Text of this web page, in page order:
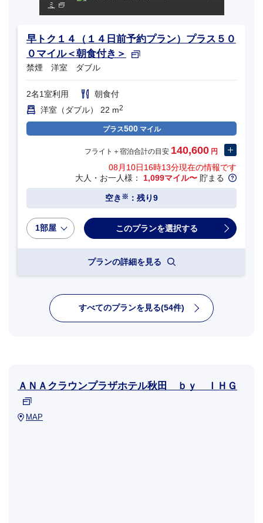
ミ
早トク１４（１４日前予約プラン）プラス５０
０マイル＜朝食付き＞
禁煙 洋室 ダブル
2名1室利用
朝食付
洋室（ダブル） 22 m2
プラス500マイル
フライト＋宿泊合計の目安 140,600 円
08月10日16時13分現在の情報です
大人・お一人様： 1,099マイル〜 貯まる
空き ※ ：残り9
1部屋
プランの詳細を見る
すべてのプランを見る(54件)
ＡＮＡクラウンプラザホテル秋田 ｂｙ ＩＨＧ
MAP